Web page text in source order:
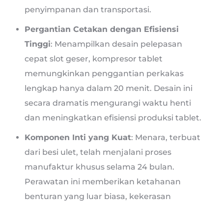
penyimpanan dan transportasi.
Pergantian Cetakan dengan Efisiensi
Tinggi: Menampilkan desain pelepasan
cepat slot geser, kompresor tablet
memungkinkan penggantian perkakas
lengkap hanya dalam 20 menit. Desain ini
secara dramatis mengurangi waktu henti
dan meningkatkan efisiensi produksi tablet.
Komponen Inti yang Kuat: Menara, terbuat
dari besi ulet, telah menjalani proses
manufaktur khusus selama 24 bulan.
Perawatan ini memberikan ketahanan
benturan yang luar biasa, kekerasan